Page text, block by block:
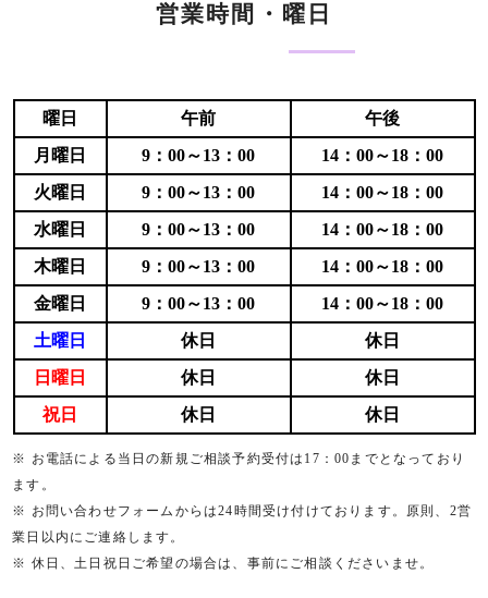
営業時間・曜日
曜日 午前
午後
月曜日
9：00～13：00
14：00～18：00
火曜日
9：00～13：00
14：00～18：00
水曜日
9：00～13：00
14：00～18：00
木曜日
9：00～13：00
14：00～18：00
金曜日
9：00～13：00
14：00～18：00
土曜日
休日
休日
日曜日
休日
休日
祝日
休日 休日
※ お電話による当日の新規ご相談予約受付は17：00までとなっており
ます。
※ お問い合わせフォームからは24時間受け付けております。原則、2営
業日以内にご連絡します。
※ 休日、土日祝日ご希望の場合は、事前にご相談くださいませ。